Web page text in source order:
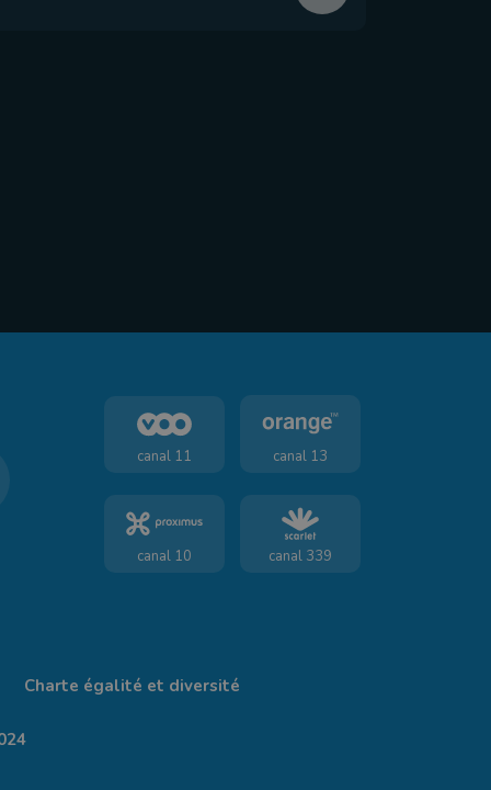
canal 11 canal 13
canal 10 canal 339
Charte égalité et diversité